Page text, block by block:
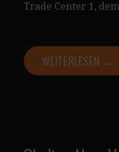
Trade Center 1,
WEITERLESEN →